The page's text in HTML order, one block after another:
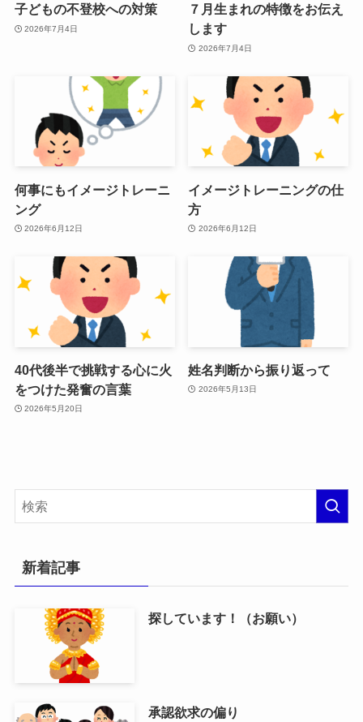
子どもの不登校への対策
2026年7月4日
７月生まれの特徴をお伝え
します
2026年7月4日
何事にもイメージトレーニ
ング
2026年6月12日
イメージトレーニングの仕
方
2026年6月12日
40代後半で挑戦する心に火
をつけた発奮の言葉
2026年5月20日
姓名判断から振り返って
2026年5月13日
新着記事
探しています！（お願い）
承認欲求の偏り